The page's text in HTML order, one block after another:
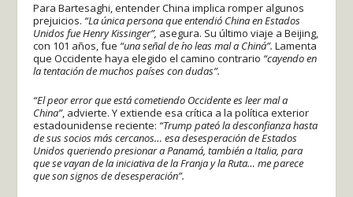
Para Bartesaghi, entender China implica romper algunos
prejuicios. “La única persona que entendió China en Estados
Unidos fue Henry Kissinger”, asegura. Su último viaje a Beijing,
con 101 años, fue “una señal de ´no leas mal a China´”. Lamenta
que Occidente haya elegido el camino contrario “cayendo en
la tentación de muchos países con dudas”.
“El peor error que está cometiendo Occidente es leer mal a
China”, advierte. Y extiende esa crítica a la política exterior
estadounidense reciente: “Trump pateó la desconfianza hasta
de sus socios más cercanos… esa desesperación de Estados
Unidos queriendo presionar a Panamá, también a Italia, para
que se vayan de la iniciativa de la Franja y la Ruta… me parece
que son signos de desesperación”.